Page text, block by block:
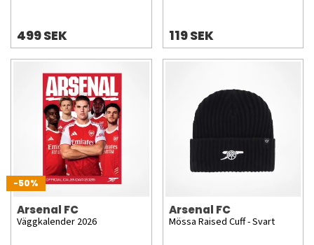
499 SEK 119 SEK
-50%
Arsenal FC
Väggkalender 2026
Arsenal FC
Mössa Raised Cuff - Svart